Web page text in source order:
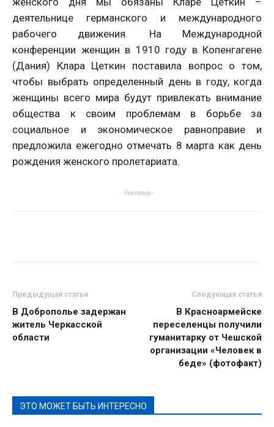
деятельнице германского и международного
рабочего движения. На Международной
конференции женщин в 1910 году в Копенгагене
(Дания) Клара Цеткин поставила вопрос о том,
чтобы выбрать определенный день в году, когда
женщины всего мира будут привлекать внимание
общества к своим проблемам в борьбе за
социальное и экономическое равноправие и
предложила ежегодно отмечать 8 марта как день
рождения женского пролетариата.
- Реклама -
Предыдущая статья
В Доброполье задержан
житель Черкасской
области
Следующая статья
В Красноармейске
переселенцы получили
гуманитарку от Чешской
организации «Человек в
беде» (фотофакт)
ЭТО МОЖЕТ БЫТЬ ИНТЕРЕСНО